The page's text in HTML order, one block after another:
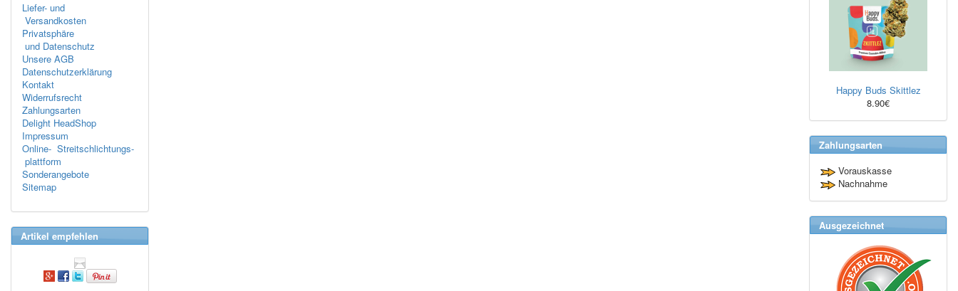
Liefer- und
Versandkosten
Privatsphäre
und Datenschutz
Unsere AGB
Datenschutzerklärung
Kontakt
Widerrufsrecht
Zahlungsarten
Delight HeadShop
Impressum
Online- Streitschlichtungs-
plattform
Sonderangebote
Sitemap
Artikel empfehlen
Happy Buds Skittlez
8.90€
Zahlungsarten
Vorauskasse
Nachnahme
Ausgezeichnet